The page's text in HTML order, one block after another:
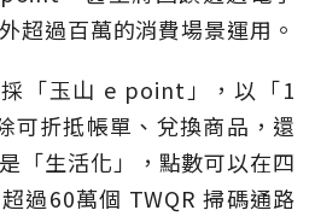
超過百萬的消費場景運用。
「玉山 e point」，以「1
可折抵帳單、兌換商品，還
「生活化」，點數可以在四
過60萬個 TWQR 掃碼通路